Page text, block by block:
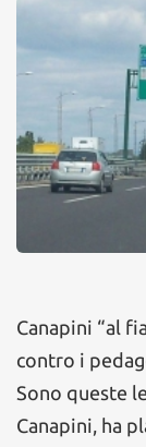
Canapini “al
contro i
Sono queste
Canapini, ha